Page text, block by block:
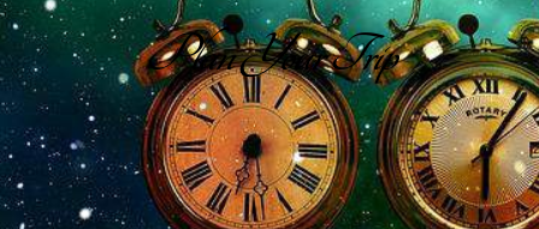
Plan Your Trip